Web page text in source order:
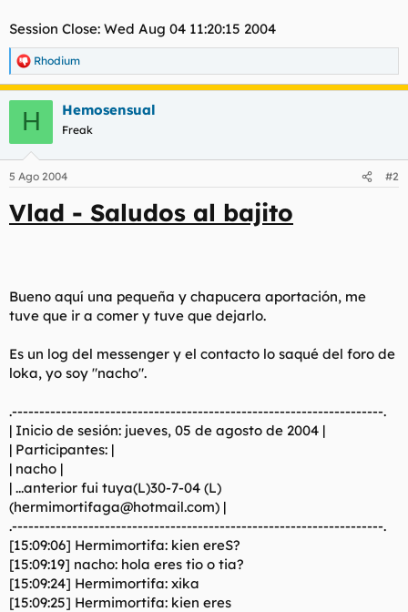
Session Close: Wed Aug 04 11:20:15 2004
R
e
a
e
:
Rhodium
H Hemosensual
Freak
5 Ago 2004 #2
Vlad - Saludos al bajito
Bueno aquí una pequeña y chapucera aportación, me
tuve que ir a comer y tuve que dejarlo.
Es un log del messenger y el contacto lo saqué del foro de
loka, yo soy "nacho".
.--------------------------------------------------------------------.
| Inicio de sesión: jueves, 05 de agosto de 2004 |
| Participantes: |
| nacho |
| ...anterior fui tuya(L)30-7-04 (L)
(hermimortifaga@hotmail.com) |
.--------------------------------------------------------------------.
[15:09:06] Hermimortifa: kien ereS?
[15:09:19] nacho: hola eres tio o tia?
[15:09:24] Hermimortifa: xika
[15:09:25] Hermimortifa: kien eres